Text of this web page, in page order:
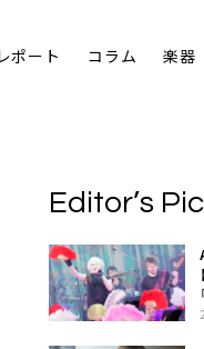
ポート コラム 楽器
Editor’s